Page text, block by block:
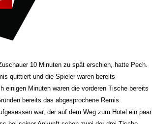
10 Minuten zu spät erschien, hatte Pech.
quittiert und die Spieler waren bereits
Minuten waren die vorderen Tische bereits
bereits das abgesprochene Remis
war, der auf dem Weg zum Hotel ein paar